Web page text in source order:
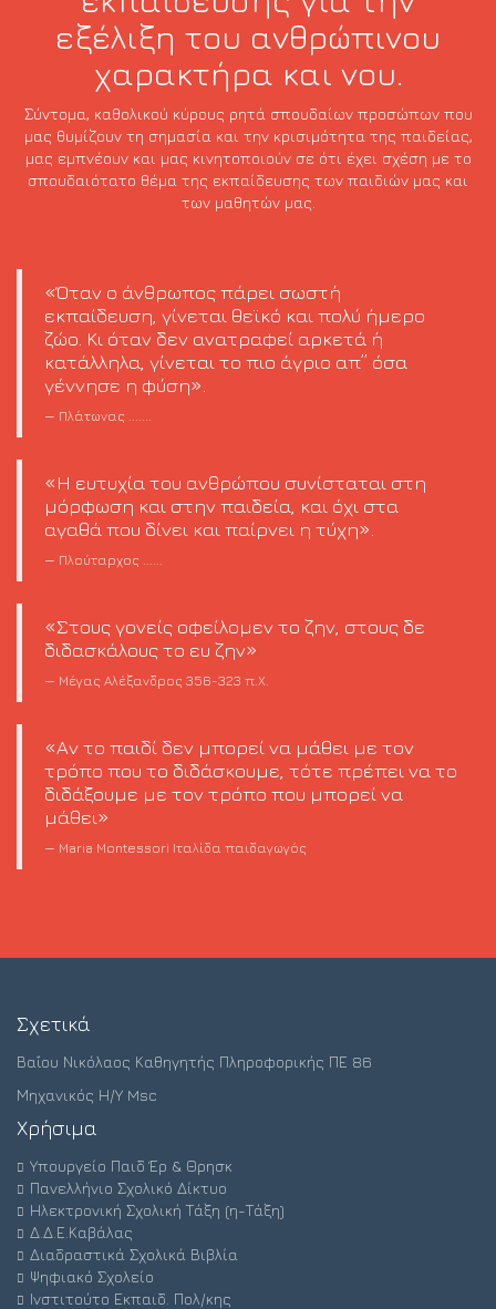
εξέλιξη του ανθρώπινου
χαρακτήρα και νου.
Σύντομα, καθολικού κύρους ρητά σπουδαίων προσώπων που
μας θυμίζουν τη σημασία και την κρισιμότητα της παιδείας,
μας εμπνέουν και μας κινητοποιούν σε ότι έχει σχέση με το
σπουδαιότατο θέμα της εκπαίδευσης των παιδιών μας και
των μαθητών μας.
«Όταν ο άνθρωπος πάρει σωστή
εκπαίδευση, γίνεται θεϊκό και πολύ ήμερο
ζώο. Κι όταν δεν ανατραφεί αρκετά ή
κατάλληλα, γίνεται το πιο άγριο απ” όσα
γέννησε η φύση».
Πλάτωνας
«Η ευτυχία του ανθρώπου συνίσταται στη
μόρφωση και στην παιδεία, και όχι στα
αγαθά που δίνει και παίρνει η τύχη».
Πλούταρχος
«Στους γονείς οφείλομεν το ζην, στους δε
διδασκάλους το ευ ζην»
Μέγας Αλέξανδρος 356-323 π.Χ.
«Αν το παιδί δεν μπορεί να μάθει με τον
τρόπο που το διδάσκουμε, τότε πρέπει να το
διδάξουμε με τον τρόπο που μπορεί να
μάθει»
Maria Montessori Ιταλίδα παιδαγωγός
Σχετικά
Βαΐου Νικόλαος Καθηγητής Πληροφορικής ΠΕ 86
Μηχανικός Η/Υ Msc
Χρήσιμα
Υπουργείο Παιδ Έρ & Θρησκ
Πανελλήνιο Σχολικό Δίκτυο
Ηλεκτρονική Σχολική Τάξη (η-Τάξη)
Δ.Δ.Ε.Καβάλας
Διαδραστικά Σχολικά Βιβλία
Ψηφιακό Σχολείο
Ινστιτούτο Εκπαιδ. Πολ/κης